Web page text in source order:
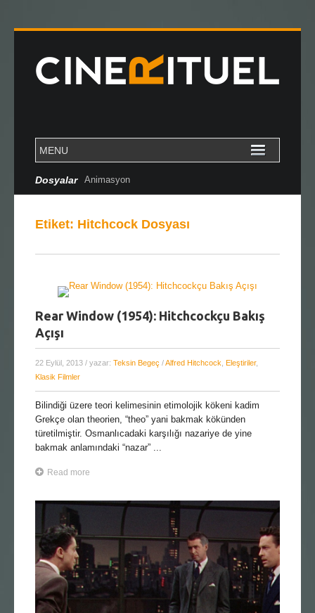
Dosyalar Cannes Özel Dosya
Etiket: Hitchcock Dosyası
Rear Window (1954): Hitchcockçu Bakış
Açışı
22 Eylül, 2013 / yazar: Teksin Begeç /Alfred Hitchcock Eleştiriler,
Klasik Filmler
Bilindiği üzere teori kelimesinin etimolojik kökeni kadim
Grekçe olan theorien, “theo” yani bakmak kökünden
türetilmiştir. Osmanlıcadaki karşılığı nazariye de yine
bakmak anlamındaki “nazar” ...
Read more